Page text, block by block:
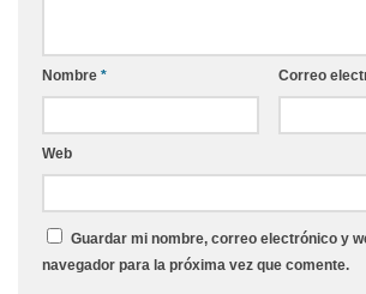
Nombre * Correo
Web
Guardar mi nombre, correo electrónico y
navegador para la próxima vez que comente.